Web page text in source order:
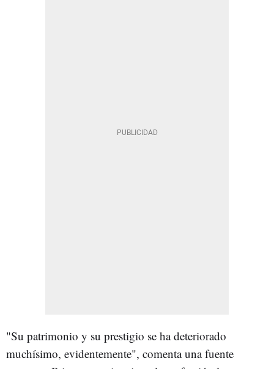
"Su patrimonio y su prestigio se ha deteriorado
muchísimo, evidentemente", comenta una fuente